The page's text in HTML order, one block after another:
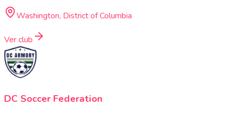
Washington, District of Columbia
Ver club
DC Soccer Federation